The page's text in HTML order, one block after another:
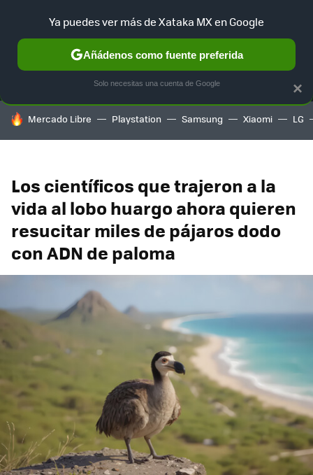
MENÚ NUEVO
GAMING HOME AUTO
HOY SE HABLA DE
Mercado Libre Playstation Samsung Xiaomi LG
Los científicos que trajeron a la
vida al lobo huargo ahora quieren
resucitar miles de pájaros dodo
con ADN de paloma
×
Ya puedes ver más de Xataka MX en Google
Añádenos como fuente preferida
Solo necesitas una cuenta de Google